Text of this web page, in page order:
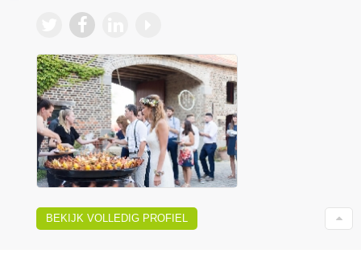
BEKIJK VOLLEDIG PROFIEL